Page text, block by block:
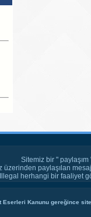
Sitemiz bir "
üzerinden paylaşılan
herhangi bir faaliyet
Eserleri Kanunu gereğince